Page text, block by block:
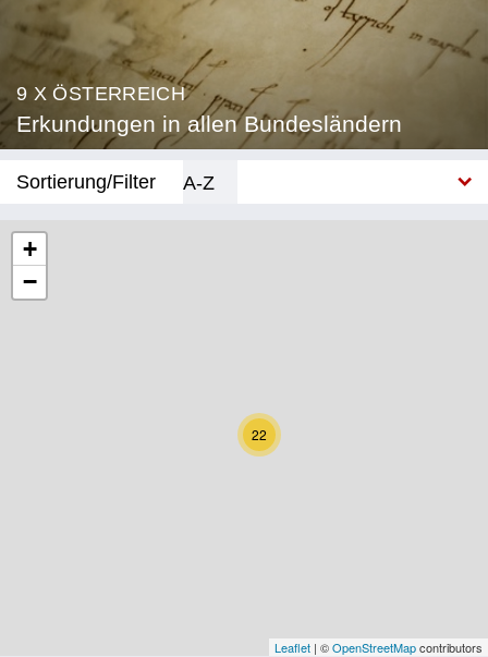
9 X ÖSTERREICH
Erkundungen in allen Bundesländern
Sortierung/Filter
A-Z
Niederösterreich
Oberösterreich
Vorarlberg
22
+
−
Leaflet | ©OpenStreetMapcontributors